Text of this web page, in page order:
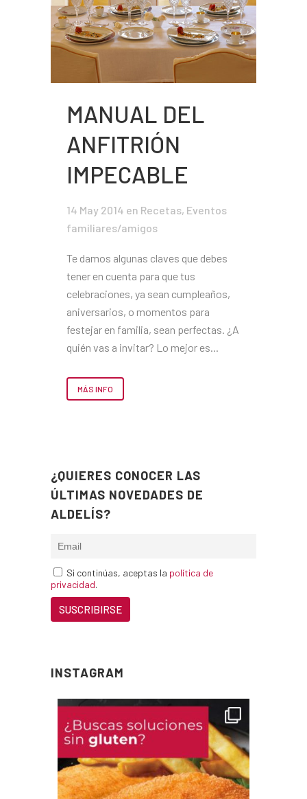
MANUAL DEL
ANFITRIÓN
IMPECABLE
14 May 2014 en Recetas, Eventos
familiares/amigos
Te damos algunas claves que debes
tener en cuenta para que tus
celebraciones, ya sean cumpleaños,
aniversarios, o momentos para
festejar en familia, sean perfectas. ¿A
quién vas a invitar? Lo mejor es...
MÁS INFO
¿QUIERES CONOCER LAS
ÚLTIMAS NOVEDADES DE
ALDELÍS?
Si continúas, aceptas la política de
privacidad.
INSTAGRAM